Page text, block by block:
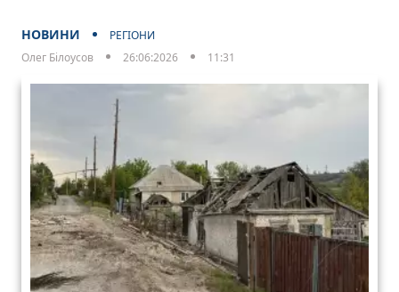
НОВИНИ
РЕГІОНИ
Олег Білоусов
26:06:2026 11:31